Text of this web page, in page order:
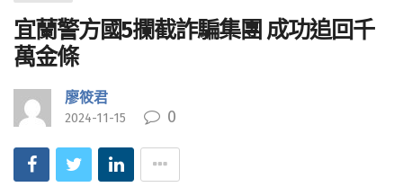
宜蘭警方國5攔截詐騙集團 成功追回千
萬金條
廖筱君
2024-11-15 0